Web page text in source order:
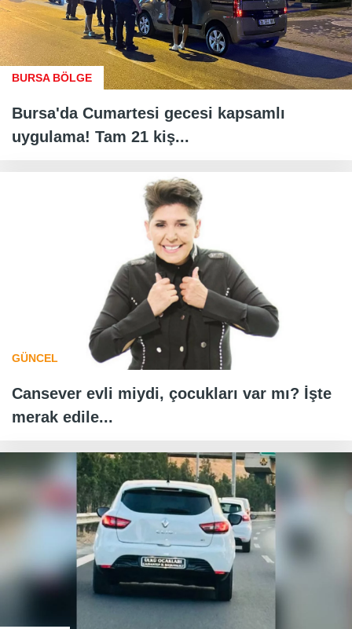
BURSA BÖLGE
Bursa'da Cumartesi gecesi kapsamlı
uygulama! Tam 21 kiş...
GÜNCEL
Cansever evli miydi, çocukları var mı? İşte
merak edile...